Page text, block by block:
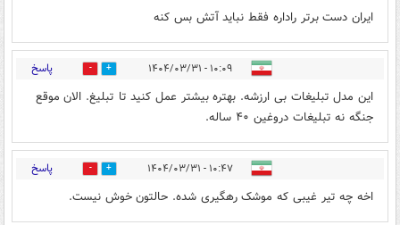
ایران دست برتر راداره فقط نباید آتش بس کنه
۱۰:۰۹ - ۱۴۰۴/۰۳/۳۱ 2 پاسخ
این مدل تبلیغات بی ارزشه. بهتره بیشتر عمل کنید تا تبلیغ. الان موقع
جنگه نه تبلیغات دروغین ۴۰ ساله.
۱۰:۴۷ - ۱۴۰۴/۰۳/۳۱ 3 پاسخ
اخه چه تیر غیبی که موشک رهگیری شده. حالتون خوش نیست.